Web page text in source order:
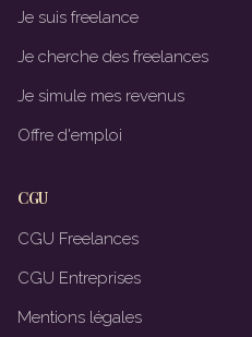
Je suis freelance
Je cherche des freelances
Je simule mes revenus
Offre d'emploi
CGU
CGU Freelances
CGU Entreprises
Mentions légales